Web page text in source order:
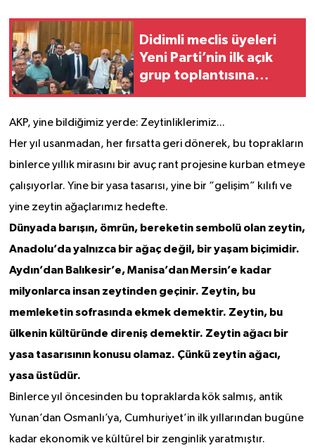
Didimli meclis üyeleri
Yeni Parti’nin ilk açık
grup toplantısına
AKP, yine bildiğimiz yerde: Zeytinliklerimiz...
Her yıl usanmadan, her fırsatta geri dönerek, bu toprakların
binlerce yıllık mirasını bir avuç rant projesine kurban etmeye
çalışıyorlar. Yine bir yasa tasarısı, yine bir “gelişim” kılıfı ve
yine zeytin ağaçlarımız hedefte.
Dünyada barışın, ömrün, bereketin sembolü olan zeytin,
Anadolu’da yalnızca bir ağaç değil, bir yaşam biçimidir.
Aydın’dan Balıkesir’e, Manisa’dan Mersin’e kadar
milyonlarca insan zeytinden geçinir. Zeytin, bu
memleketin sofrasında ekmek demektir. Zeytin, bu
ülkenin kültüründe direniş demektir. Zeytin ağacı bir
yasa tasarısının konusu olamaz. Çünkü zeytin ağacı,
yasa üstüdür.
Binlerce yıl öncesinden bu topraklarda kök salmış, antik
Yunan’dan Osmanlı’ya, Cumhuriyet’in ilk yıllarından bugüne
kadar ekonomik ve kültürel bir zenginlik yaratmıştır.